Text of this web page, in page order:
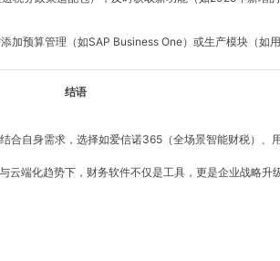
加预算管理（如SAP Business One）或生产模块（如
结语
自身需求，选择如爱信诺365（全场景智能财税）
云端化趋势下，财务软件不仅是工具，更是企业战略升